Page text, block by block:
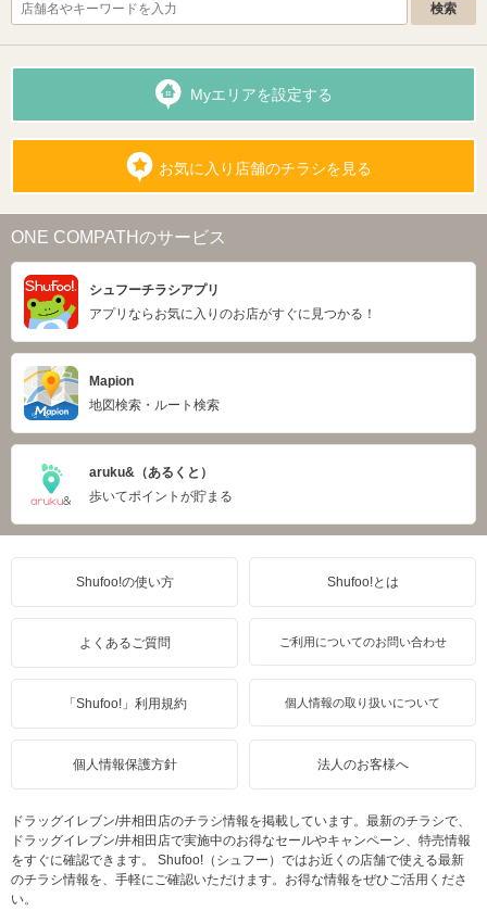
Myエリアを設定する
お気に入り店舗のチラシを見る
ONE COMPATHのサービス
シュフーチラシアプリ
アプリならお気に入りのお店がすぐに見つかる！
Mapion
地図検索・ルート検索
aruku&（あるくと）
歩いてポイントが貯まる
Shufoo!の使い方 Shufoo!とは
よくあるご質問 ご利用についてのお問い合わせ
「Shufoo!」利用規約 個人情報の取り扱いについて
個人情報保護方針 法人のお客様へ
ドラッグイレブン/井相田店のチラシ情報を掲載しています。最新のチラシで、
ドラッグイレブン/井相田店で実施中のお得なセールやキャンペーン、特売情報
をすぐに確認できます。 Shufoo!（シュフー）ではお近くの店舗で使える最新
のチラシ情報を、手軽にご確認いただけます。お得な情報をぜひご活用くださ
い。